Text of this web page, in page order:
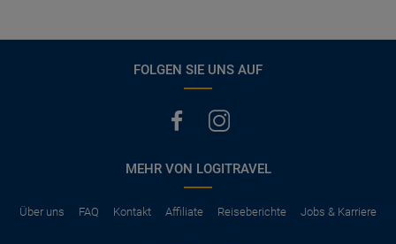
FOLGEN SIE UNS AUF
MEHR VON LOGITRAVEL
Über uns FAQ Kontakt Affiliate Reiseberichte Jobs & Karriere